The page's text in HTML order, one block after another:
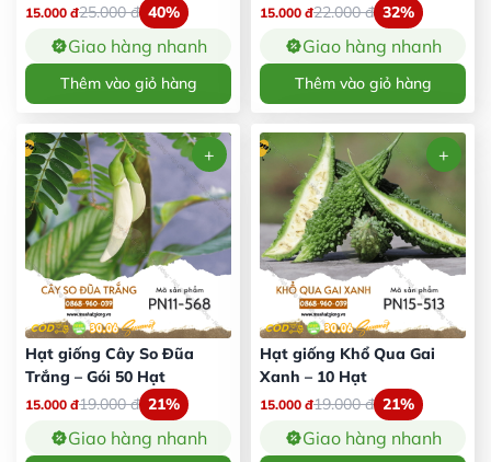
15.000 đ25.000đ 40%
Giao hàng nhanh
Thêm vào giỏ hàng
15.000 đ22.000đ 32%
Giao hàng nhanh
Thêm vào giỏ hàng
Hạt giống Cây So Đũa
Trắng – Gói 50 Hạt
15.000 đ19.000đ 21%
Giao hàng nhanh
Hạt giống Khổ Qua Gai
Xanh – 10 Hạt
15.000 đ19.000đ 21%
Giao hàng nhanh